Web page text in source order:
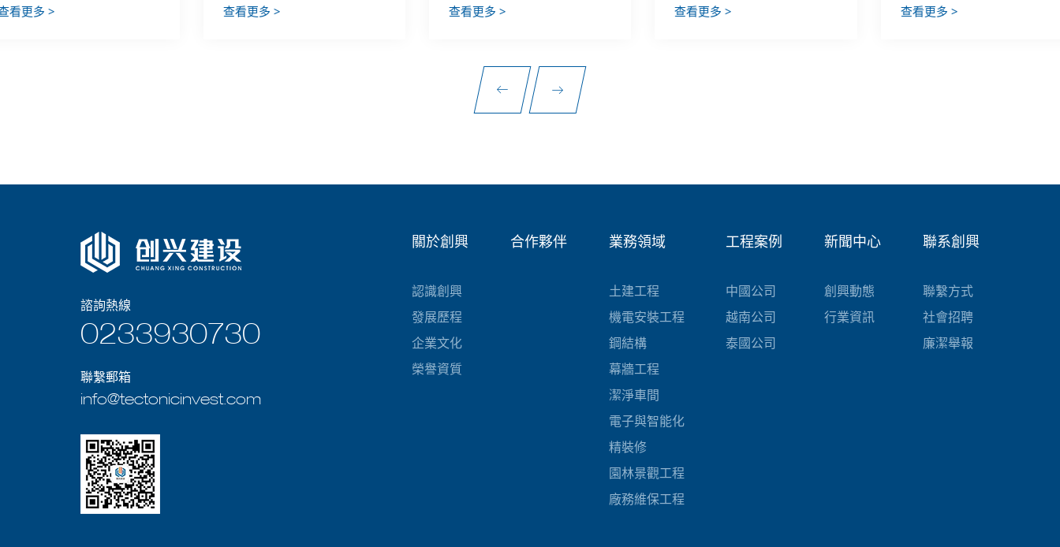
組等電子產品的研發、生產
看更多 >
元，為全球最大生產各類型散
查看更多 >
國的深圳和北京；生產基地則
設有銷售據點，在全球各地設
有物流倉儲，可以作及時的技
術支援和售後服務。以自有品
查看更多 >
設一棟8層廠房及配套設施，項
查看更多 >
研發、生產、銷售：電子產
查看更多 >
諮詢熱線
0233930730
聯繫郵箱
info@tectonicinvest.com
關於創興
認識創興
發展歷程
企業文化
榮譽資質
合作夥伴 業務領域
土建工程
機電安裝工程
鋼結構
幕牆工程
潔淨車間
電子與智能化
精裝修
園林景觀工程
廠務維保工程
工程案例
中國公司
越南公司
泰國公司
新聞中心
創興動態
行業資訊
聯系創興
聯繫方式
社會招聘
廉潔舉報